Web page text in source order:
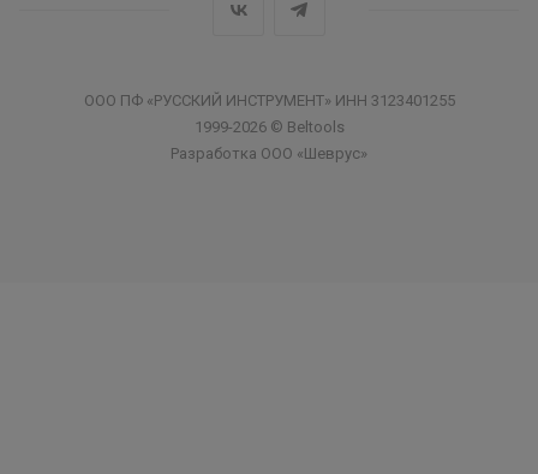
ООО ПФ «РУССКИЙ ИНСТРУМЕНТ» ИНН 3123401255
1999-2026 © Beltools
Разработка ООО «Шеврус»